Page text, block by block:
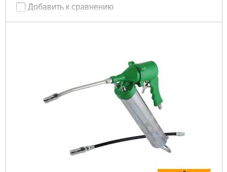
Добавить к сравнению
Артикул: 81-513
Подробнее...